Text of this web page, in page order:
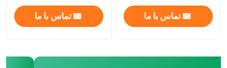
تماس با ما تماس با ما